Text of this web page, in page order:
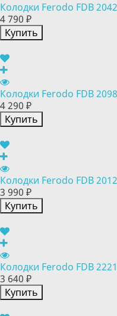
Колодки Ferodo FDB
4 790 ₽
Купить
Колодки Ferodo FDB
4 290 ₽
Купить
Колодки Ferodo FDB
3 990 ₽
Купить
Колодки Ferodo FDB
3 640 ₽
Купить